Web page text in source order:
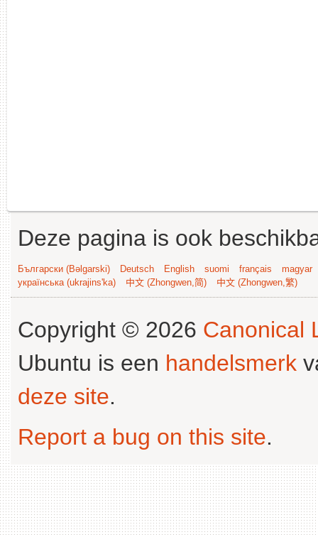
Deze pagina is ook
Български (Bəlgarski) Deutsch English suomi français
magyar
українська (ukrajins'ka)
中文 (Zhongwen,简) 中文 (Zhongwen,繁)
Copyright © 2026 Canonical
Ubuntu is een handelsmerk
deze site.
Report a bug on this site.